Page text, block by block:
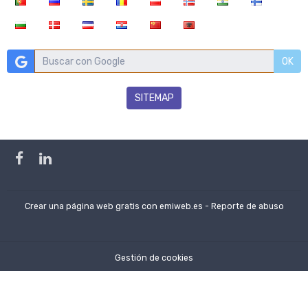
OK
SITEMAP
Crear una página web gratis con emiweb.es - Reporte de abuso
Gestión de cookies